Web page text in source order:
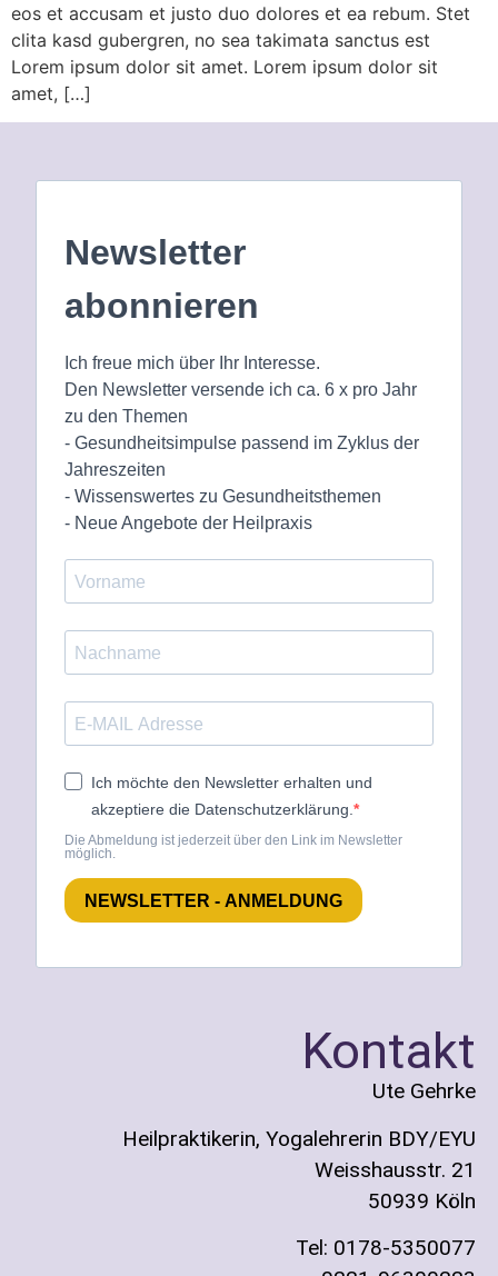
eos et accusam et justo duo dolores et ea rebum. Stet
clita kasd gubergren, no sea takimata sanctus est
Lorem ipsum dolor sit amet. Lorem ipsum dolor sit
amet, […]
Newsletter
abonnieren
Ich freue mich über Ihr Interesse.
Den Newsletter versende ich ca. 6 x pro Jahr
zu den Themen
- Gesundheitsimpulse passend im Zyklus der
Jahreszeiten
- Wissenswertes zu Gesundheitsthemen
- Neue Angebote der Heilpraxis
Ich möchte den Newsletter erhalten und
akzeptiere die Datenschutzerklärung.
Die Abmeldung ist jederzeit über den Link im Newsletter
möglich.
NEWSLETTER - ANMELDUNG
Kontakt
Ute Gehrke
Heilpraktikerin, Yogalehrerin BDY/EYU
Weisshausstr. 21
50939 Köln
Tel: 0178-5350077